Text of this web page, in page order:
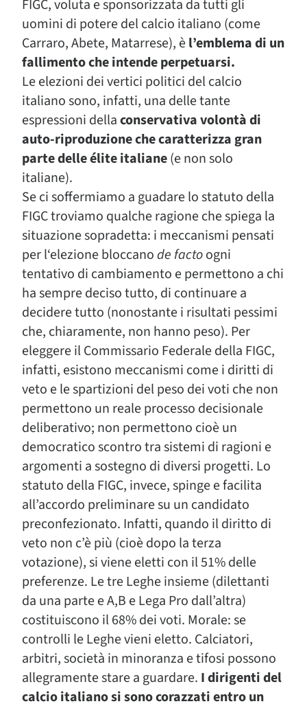
FIGC, voluta e sponsorizzata da tutti gli
uomini di potere del calcio italiano (come
Carraro, Abete, Matarrese), èl’emblema di un
fallimento che intende perpetuarsi.
Le elezioni dei vertici politici del calcio
italiano sono, infatti, una delle tante
espressioni dellaconservativa volontà di
auto-riproduzione che caratterizza gran
parte delle élite italiane(e non solo
italiane).
Se ci soffermiamo a guadare lo statuto della
FIGC troviamo qualche ragione che spiega la
situazione sopradetta: i meccanismi pensati
per l‘elezione bloccanode factoogni
tentativo di cambiamento e permettono a chi
ha sempre deciso tutto, di continuare a
decidere tutto (nonostante i risultati pessimi
che, chiaramente, non hanno peso). Per
eleggere il Commissario Federale della FIGC,
infatti, esistono meccanismi come i diritti di
veto e le spartizioni del peso dei voti che non
permettono un reale processo decisionale
deliberativo; non permettono cioè un
democratico scontro tra sistemi di ragioni e
argomenti a sostegno di diversi progetti. Lo
statuto della FIGC, invece, spinge e facilita
all’accordo preliminare su un candidato
preconfezionato. Infatti, quando il diritto di
veto non c’è più (cioè dopo la terza
votazione), si viene eletti con il 51% delle
preferenze. Le tre Leghe insieme (dilettanti
da una parte e A,B e Lega Pro dall’altra)
costituiscono il 68% dei voti. Morale: se
controlli le Leghe vieni eletto. Calciatori,
arbitri, società in minoranza e tifosi possono
allegramente stare a guardare. I dirigenti del
calcio italiano si sono corazzati entro un